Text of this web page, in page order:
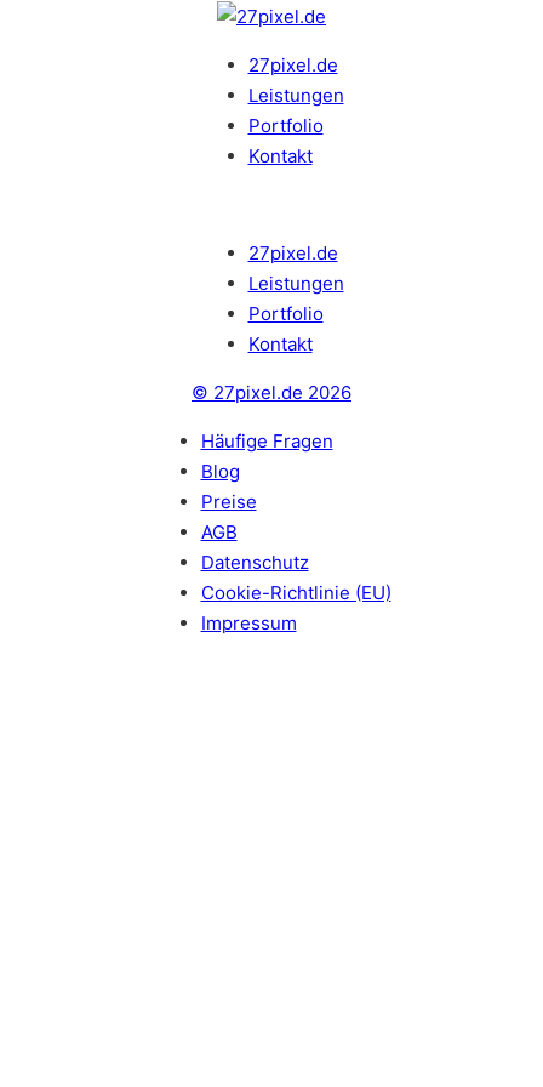
27pixel.de
Leistungen
Portfolio
Kontakt
27pixel.de
Leistungen
Portfolio
Kontakt
© 27pixel.de 2026
Häufige Fragen
Blog
Preise
AGB
Datenschutz
Cookie-Richtlinie (EU)
Impressum